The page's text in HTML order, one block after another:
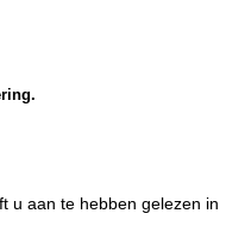
u aan te hebben gelezen in